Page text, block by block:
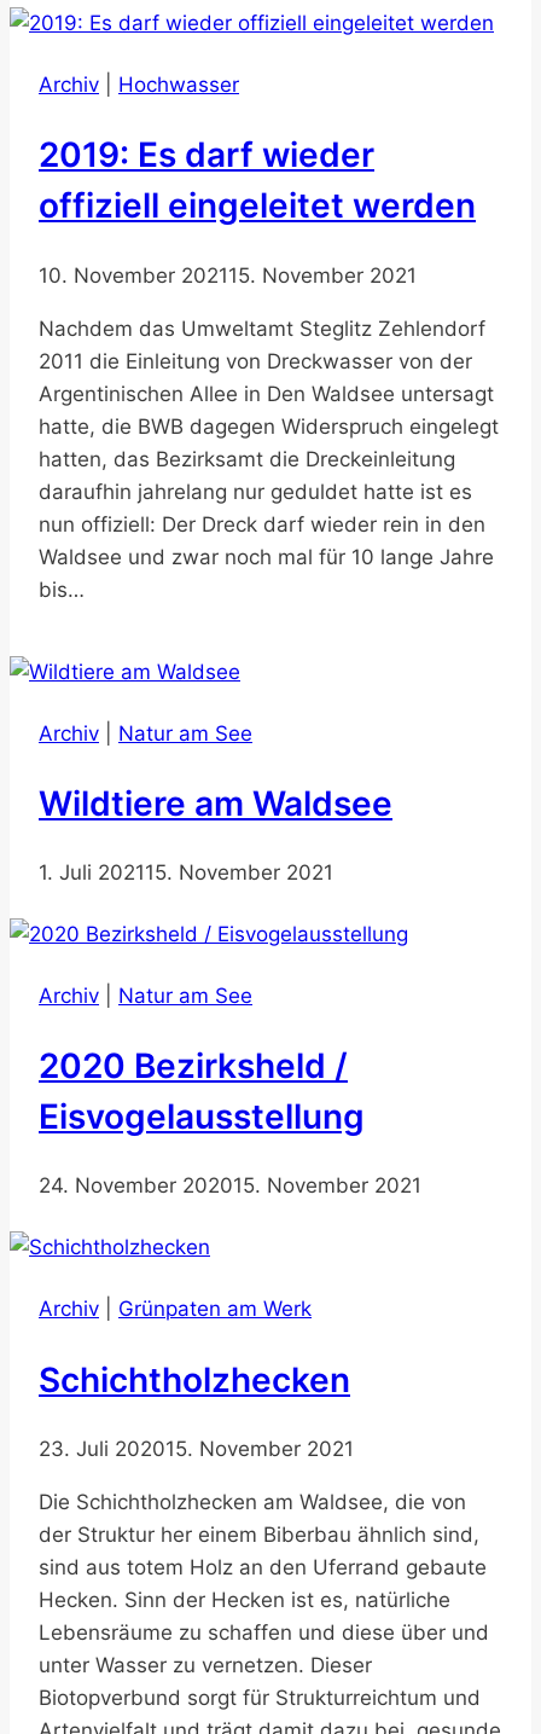
Archiv Hochwasser
2019: Es darf wieder
offiziell eingeleitet werden
10. November 202115. November 2021
Nachdem das Umweltamt Steglitz Zehlendorf
2011 die Einleitung von Dreckwasser von der
Argentinischen Allee in Den Waldsee untersagt
hatte, die BWB dagegen Widerspruch eingelegt
hatten, das Bezirksamt die Dreckeinleitung
daraufhin jahrelang nur geduldet hatte ist es
nun offiziell: Der Dreck darf wieder rein in den
Waldsee und zwar noch mal für 10 lange Jahre
bis…
Archiv Natur am See
Wildtiere am Waldsee
1. Juli 202115. November 2021
Archiv Natur am See
2020 Bezirksheld /
Eisvogelausstellung
24. November 202015. November 2021
Archiv Grünpaten am Werk
Schichtholzhecken
23. Juli 202015. November 2021
Die Schichtholzhecken am Waldsee, die von
der Struktur her einem Biberbau ähnlich sind,
sind aus totem Holz an den Uferrand gebaute
Hecken. Sinn der Hecken ist es, natürliche
Lebensräume zu schaffen und diese über und
unter Wasser zu vernetzen. Dieser
Biotopverbund sorgt für Strukturreichtum und